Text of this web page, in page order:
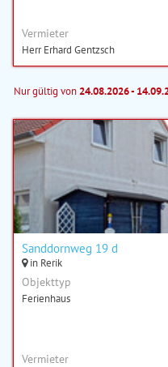
Vermieter
Herr Erhard Gentzsch
Nur gültig von24.08.2026 -
Sanddornweg 19 d
in Rerik
Objekttyp
Ferienhaus
Vermieter